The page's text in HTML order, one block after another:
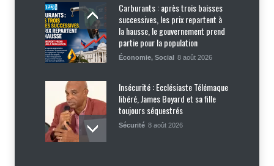
Carburants : après trois baisses
successives, les prix repartent à
la hausse, le gouvernement prend
partie pour la population
Économie, Social 8 août 2026
Insécurité : Ecclésiaste Télémaque
libéré, James Boyard et sa fille
toujours séquestrés
Sécurité 8 août 2026